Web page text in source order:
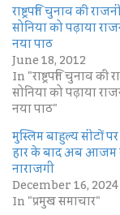
राष्ट्रपति चुनाव की
सोनिया को पढ़ाया
नया पाठ
June 18, 2012
In "राष्ट्रपति चुनाव की
सोनिया को पढ़ाया
नया पाठ"
मुस्लिम बाहुल्य सीटों
हार के बाद अब आजम
नाराजगी
December 16, 2024
In "प्रमुख समाचार"